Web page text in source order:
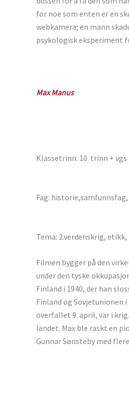
for noe som enten er en
webkamera; en mann
psykologisk eksperiment
Max Manus
Klassetrinn: 10. trinn + vgs
Fag:
Tema: 2.verdenskrig,
Filmen bygger på den
under den tyske
Finland i 1940, der han
Finland og Sovjetunionen
overfallet 9. april, var i
landet. Max ble raskt en
Gunnar Sønsteby med